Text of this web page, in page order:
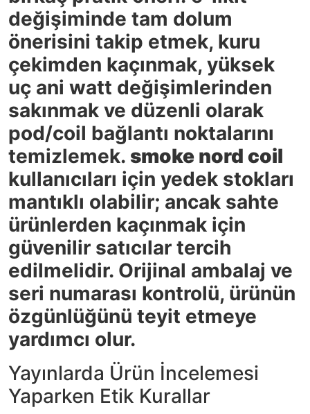
değişiminde tam dolum
önerisini takip etmek, kuru
çekimden kaçınmak, yüksek
uç ani watt değişimlerinden
sakınmak ve düzenli olarak
pod/coil bağlantı noktalarını
temizlemek. smoke nord coil
kullanıcıları için yedek stokları
mantıklı olabilir; ancak sahte
ürünlerden kaçınmak için
güvenilir satıcılar tercih
edilmelidir. Orijinal ambalaj ve
seri numarası kontrolü, ürünün
özgünlüğünü teyit etmeye
yardımcı olur.
Yayınlarda Ürün İncelemesi
Yaparken Etik Kurallar